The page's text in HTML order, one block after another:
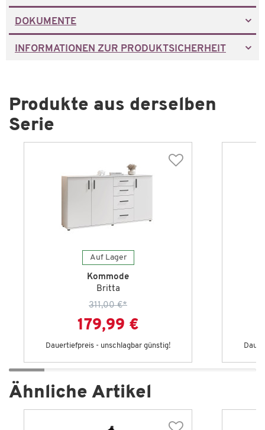
DOKUMENTE
INFORMATIONEN ZUR PRODUKTSICHERHEIT
Produkte aus derselben
Serie
Auf Lager
Kommode
Britta
311,00 €*
179,99 €
Dauertiefpreis - unschlagbar günstig!
Ähnliche Artikel